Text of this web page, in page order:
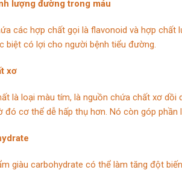
lượng đường trong máu
các hợp chất gọi là flavonoid và hợp
biệt có lợi cho người bệnh tiểu đường.
xơ
là loại màu tím, là nguồn chứa chất xơ
đó cơ thể dễ hấp thụ hơn. Nó còn góp
giàu carbohydrate có thể làm tăng đột